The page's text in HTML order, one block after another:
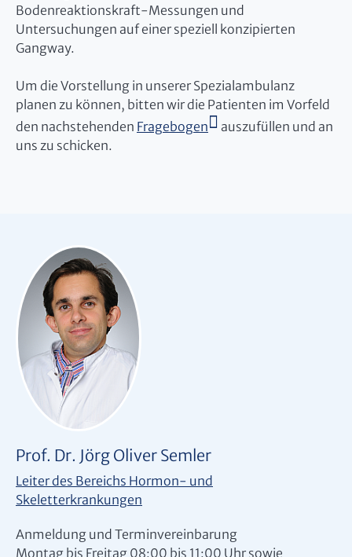
Bodenreaktionskraft-Messungen und
Untersuchungen auf einer speziell konzipierten
Gangway.
Um die Vorstellung in unserer Spezialambulanz
planen zu können, bitten wir die Patienten im Vorfeld
den nachstehenden Fragebogen
auszufüllen und an
uns zu schicken.
Prof. Dr. Jörg Oliver Semler
Leiter des Bereichs Hormon- und
Skeletterkrankungen
Anmeldung und Terminvereinbarung
Montag bis Freitag 08:00 bis 11:00 Uhr sowie